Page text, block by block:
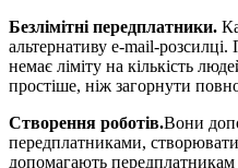
Безлімітні передплатники.
альтернативу e-mail-
немає ліміту на кількість
простіше, ніж загорнути
Створення роботів.Вони
передплатниками,
допомагають